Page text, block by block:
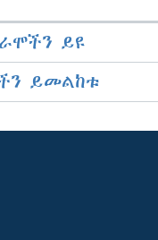
ይዩ
ይመልከቱ